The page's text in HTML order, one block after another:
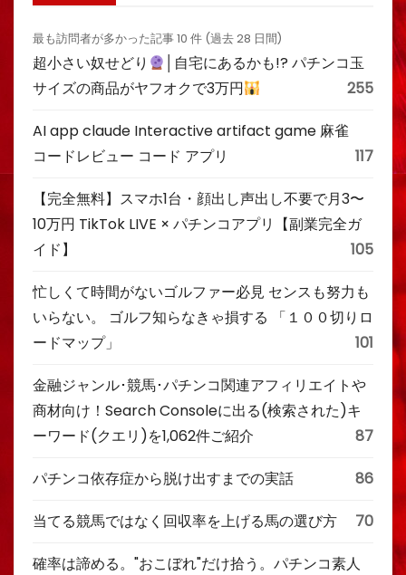
最も訪問者が多かった記事 10 件 (過去 28 日間)
超小さい奴せどり
│自宅にあるかも!? パチンコ玉
サイズの商品がヤフオクで3万円
255
AI app claude Interactive artifact game 麻雀
コードレビュー コード アプリ
117
【完全無料】スマホ1台・顔出し声出し不要で月3〜
10万円 TikTok LIVE × パチンコアプリ【副業完全ガ
イド】
105
忙しくて時間がないゴルファー必見 センスも努力も
いらない。 ゴルフ知らなきゃ損する 「１００切りロ
ードマップ」
101
金融ジャンル･競馬･パチンコ関連アフィリエイトや
商材向け！Search Consoleに出る(検索された)キ
ーワード(クエリ)を1,062件ご紹介
87
パチンコ依存症から脱け出すまでの実話 86
当てる競馬ではなく回収率を上げる馬の選び方 70
確率は諦める。"おこぼれ"だけ拾う。パチンコ素人